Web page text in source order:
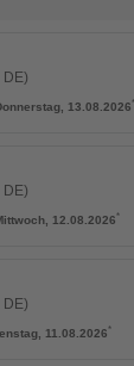
DE)
13.08.2026*
DE)
12.08.2026*
DE)
11.08.2026*